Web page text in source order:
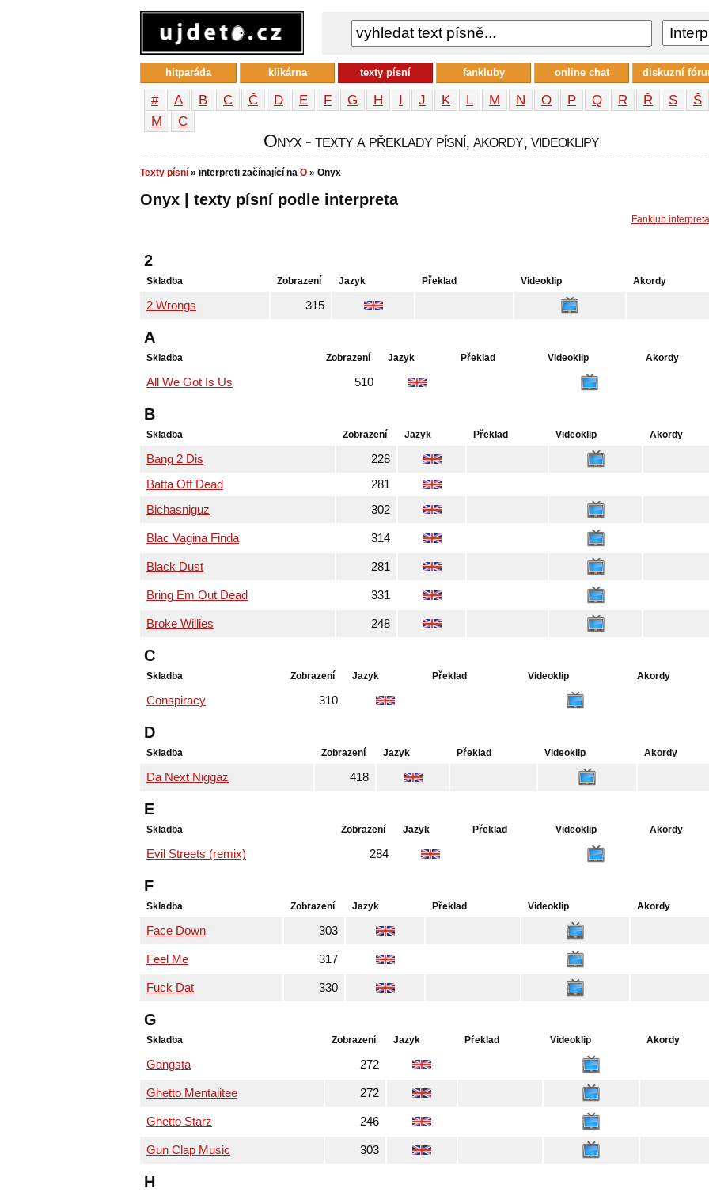
# A B C Č D E F G H I J K L M N O P Q R Ř S Š
М
С
Onyx - texty a překlady písní, akordy, videoklipy
Texty písní » interpreti začínající na O » Onyx
Onyx | texty písní podle interpreta
Fanklub interpreta
2
Skladba Zobrazení Jazyk Překlad Videoklip Akordy
2 Wrongs 315
A
Skladba Zobrazení Jazyk Překlad Videoklip Akordy
All We Got Is Us 510
B
Skladba Zobrazení Jazyk Překlad Videoklip Akordy
Bang 2 Dis
228
Batta Off Dead
281
Bichasniguz
302
Blac Vagina Finda 314
Black Dust 281
Bring Em Out Dead 331
Broke Willies 248
C
Skladba Zobrazení Jazyk Překlad Videoklip Akordy
Conspiracy 310
D
Skladba Zobrazení Jazyk Překlad Videoklip Akordy
Da Next Niggaz 418
E
Skladba Zobrazení Jazyk Překlad Videoklip Akordy
Evil Streets (remix) 284
F
Skladba Zobrazení Jazyk Překlad Videoklip Akordy
Face Down 303
Feel Me 317
Fuck Dat 330
G
Skladba Zobrazení Jazyk Překlad Videoklip Akordy
Gangsta 272
Ghetto Mentalitee 272
Ghetto Starz 246
Gun Clap Music 303
H
hitparáda klikárna texty písní fankluby online chat diskuzní